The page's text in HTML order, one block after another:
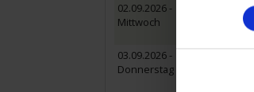
02.09.2026 -
Mittwoch
Stralsund /
Einschiffung
03.09.2026 -
Donnerstag
gemütlichen